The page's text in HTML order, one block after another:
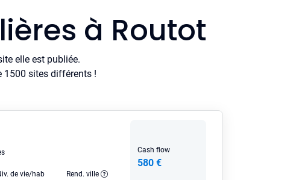
à Routot
elle est publiée.
1500 sites différents !
de vie/hab
Rend. ville
Cash flow
580 €